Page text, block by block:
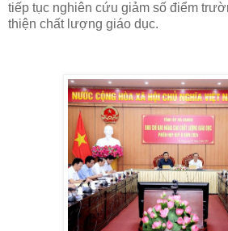
tiếp tục nghiên cứu giảm số điểm
thiện chất lượng giáo dục.